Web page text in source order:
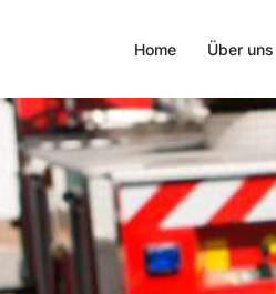
Home Über uns